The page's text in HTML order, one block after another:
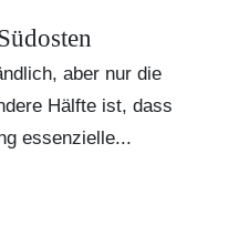
aber nur die
Hälfte ist, dass
essenzielle...